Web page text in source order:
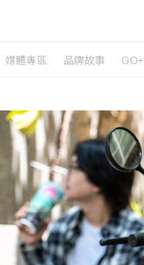
媒體專區 品牌故事